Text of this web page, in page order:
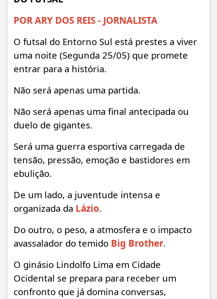
POR ARY DOS REIS - JORNALISTA
O futsal do Entorno Sul está prestes a viver
uma noite (Segunda 25/05) que promete
entrar para a história.
Não será apenas uma partida.
Não será apenas uma final antecipada ou
duelo de gigantes.
Será uma guerra esportiva carregada de
tensão, pressão, emoção e bastidores em
ebulição.
De um lado, a juventude intensa e
organizada da Lázio.
Do outro, o peso, a atmosfera e o impacto
avassalador do temido Big Brother.
O ginásio Lindolfo Lima em Cidade
Ocidental se prepara para receber um
confronto que já domina conversas,